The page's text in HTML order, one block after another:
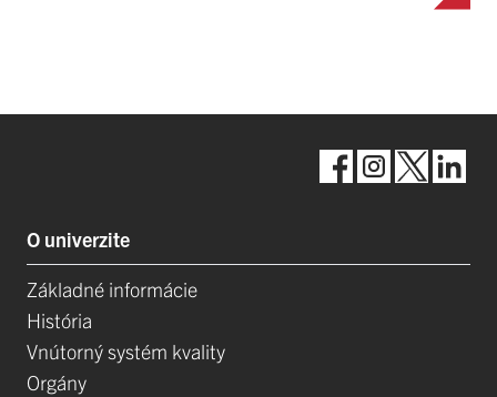
O univerzite
Základné informácie
História
Vnútorný systém kvality
Orgány